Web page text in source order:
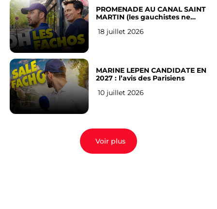
PROMENADE AU CANAL SAINT
MARTIN (les gauchistes ne
18 juillet 2026
MARINE LEPEN CANDIDATE EN
2027 : l’avis des Parisiens
10 juillet 2026
Voir plus